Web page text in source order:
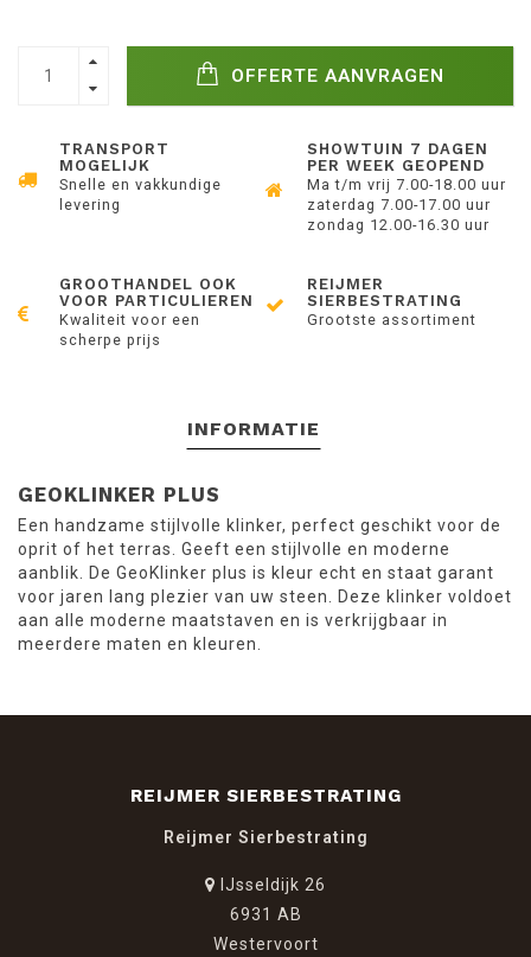
OFFERTE AANVRAGEN
TRANSPORT
MOGELIJK
Snelle en vakkundige
levering
SHOWTUIN 7 DAGEN
PER WEEK GEOPEND
Ma t/m vrij 7.00-18.00 uur
zaterdag 7.00-17.00 uur
zondag 12.00-16.30 uur
GROOTHANDEL OOK
VOOR PARTICULIEREN
Kwaliteit voor een
scherpe prijs
REIJMER
SIERBESTRATING
Grootste assortiment
INFORMATIE
GEOKLINKER PLUS
Een handzame stijlvolle klinker, perfect geschikt voor de
oprit of het terras. Geeft een stijlvolle en moderne
aanblik. De GeoKlinker plus is kleur echt en staat garant
voor jaren lang plezier van uw steen. Deze klinker voldoet
aan alle moderne maatstaven en is verkrijgbaar in
meerdere maten en kleuren.
REIJMER SIERBESTRATING
Reijmer Sierbestrating
IJsseldijk 26
6931 AB
Westervoort